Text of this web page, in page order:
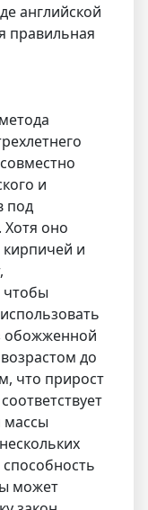
английской
правильная
и
под
оно
кирпичей и
чтобы
обожженной
до
что прирост
массы
может